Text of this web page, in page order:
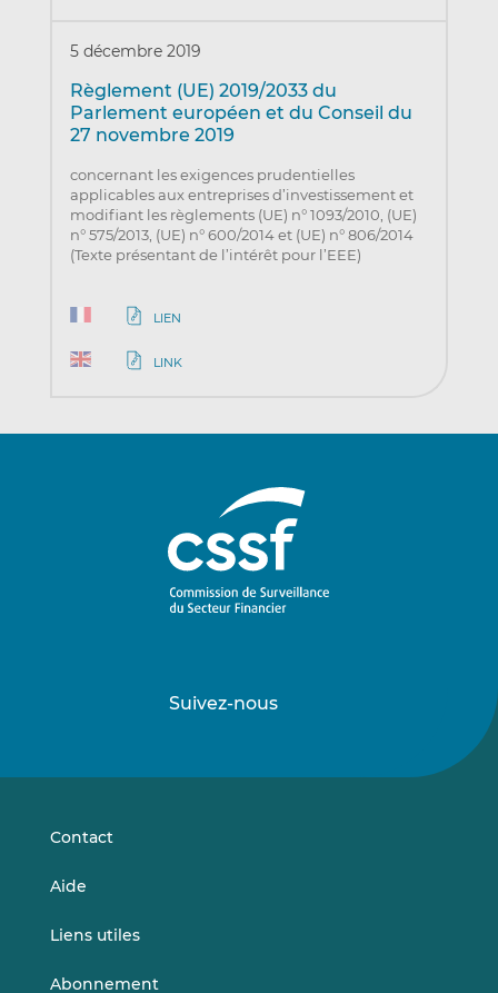
5 décembre 2019
Règlement (UE) 2019/2033 du
Parlement européen et du Conseil du
27 novembre 2019
concernant les exigences prudentielles
applicables aux entreprises d’investissement et
modifiant les règlements (UE) n° 1093/2010, (UE)
n° 575/2013, (UE) n° 600/2014 et (UE) n° 806/2014
(Texte présentant de l’intérêt pour l’EEE)
LIEN
LINK
Suivez-nous
sursur
Contact
Aide
Liens utiles
Abonnement